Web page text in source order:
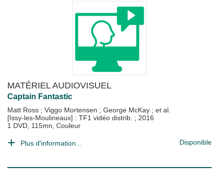
MATÉRIEL AUDIOVISUEL
Captain Fantastic
Matt Ross ; Viggo Mortensen ; George McKay ; et al.
[Issy-les-Moulineaux] : TF1 vidéo distrib. ; 2016
1 DVD, 115mn, Couleur
Plus d'information... Disponible